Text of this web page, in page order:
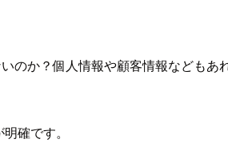
のか？個人情報や顧客情報なども
確です。